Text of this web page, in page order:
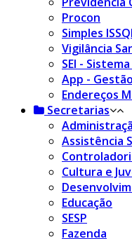
Procon
Simples
Vigilância
SEI -
App -
Endereços
Secretarias
Assistência
Cultura e
Educação
SESP
Fazenda